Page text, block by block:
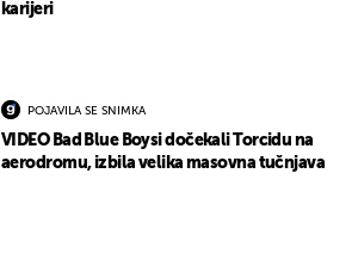
karijeri
POJAVILA SE SNIMKA
VIDEO Bad Blue Boysi dočekali Torcidu na
aerodromu, izbila velika masovna tučnjava